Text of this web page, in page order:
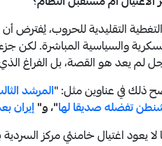
التقليدية للحروب، يُفترض
والسياسية المباشرة. لكن
لم يعد هو القصة، بل الفراغ
ذلك في عناوين مثل: "المرشد
تفضله صديقا لها"، و"إيران
لا يعود اغتيال خامنئي مركز